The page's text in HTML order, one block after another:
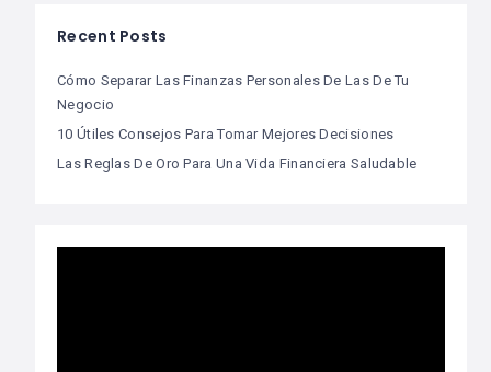
Recent Posts
Cómo Separar Las Finanzas Personales De Las De Tu
Negocio
10 Útiles Consejos Para Tomar Mejores Decisiones
Las Reglas De Oro Para Una Vida Financiera Saludable